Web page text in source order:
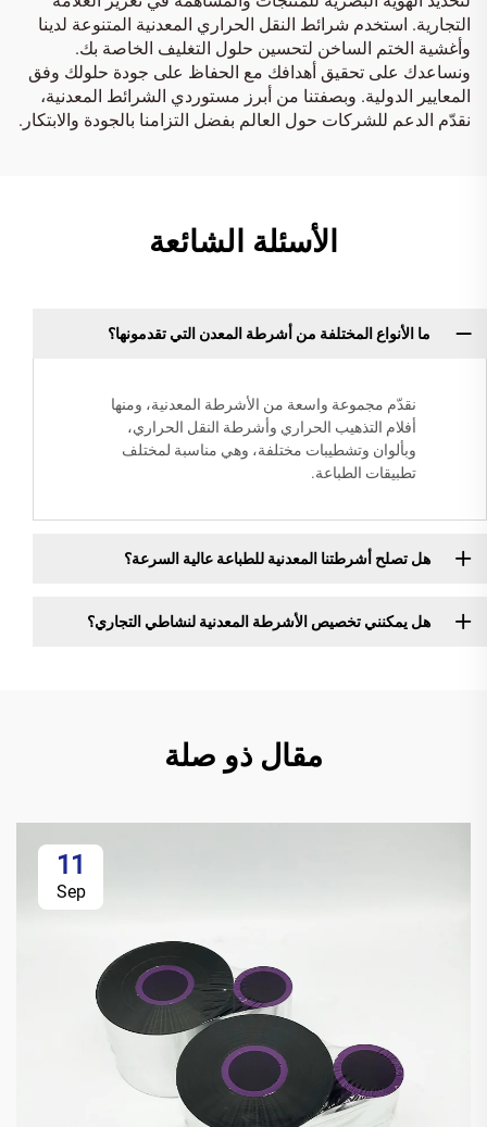
التجارية. استخدم شرائط النقل الحراري المعدنية المتنوعة لدينا
وأغشية الختم الساخن لتحسين حلول التغليف الخاصة بك.
ونساعدك على تحقيق أهدافك مع الحفاظ على جودة حلولك وفق
المعايير الدولية. وبصفتنا من أبرز مستوردي الشرائط المعدنية،
نقدّم الدعم للشركات حول العالم بفضل التزامنا بالجودة والابتكار.
الأسئلة الشائعة
ما الأنواع المختلفة من أشرطة المعدن التي تقدمونها؟
نقدّم مجموعة واسعة من الأشرطة المعدنية، ومنها
أفلام التذهيب الحراري وأشرطة النقل الحراري،
وبألوان وتشطيبات مختلفة، وهي مناسبة لمختلف
تطبيقات الطباعة.
هل تصلح أشرطتنا المعدنية للطباعة عالية السرعة؟
هل يمكنني تخصيص الأشرطة المعدنية لنشاطي التجاري؟
مقال ذو صلة
11
Sep